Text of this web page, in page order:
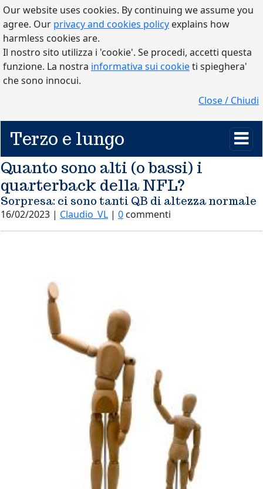
Our website uses cookies. By continuing we assume you
agree. Our privacy and cookies policy explains how
harmless cookies are.
Il nostro sito utilizza i 'cookie'. Se procedi, accetti questa
funzione. La nostra informativa sui cookieti spieghera'
che sono innocui.
Close / Chiudi
Terzo e lungo
Quanto sono alti (o bassi) i
quarterback della NFL?
Sorpresa: ci sono tanti QB di altezza normale
16/02/2023 | Claudio_VL | 0 commenti